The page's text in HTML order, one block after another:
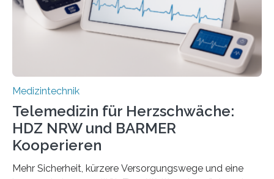
digitale Gesundheitskompetenz zu steigern. MiHUBx ist
Medizintechnik
Telemedizin für Herzschwäche:
HDZ NRW und BARMER
Kooperieren
Mehr Sicherheit, kürzere Versorgungswege und eine